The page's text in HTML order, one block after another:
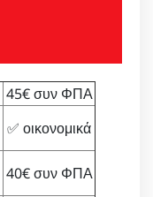
45€ συν ΦΠΑ
✅ οικονομικά
40€ συν ΦΠΑ